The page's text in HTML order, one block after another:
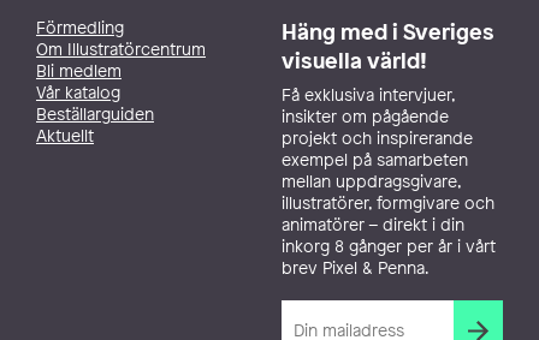
Förmedling
Om Illustratörcentrum
Bli medlem
Vår katalog
Beställarguiden
Aktuellt
Häng med i Sveriges
visuella värld!
Få exklusiva intervjuer,
insikter om pågående
projekt och inspirerande
exempel på samarbeten
mellan uppdragsgivare,
illustratörer, formgivare och
animatörer – direkt i din
inkorg 8 gånger per år i vårt
brev Pixel & Penna.